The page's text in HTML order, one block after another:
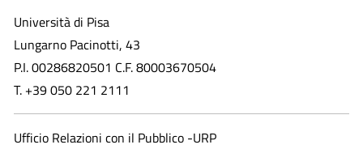
Università di Pisa
Lungarno Pacinotti, 43
P.I. 00286820501 C.F. 80003670504
T. +39 050 221 2111
Ufficio Relazioni con il Pubblico -URP